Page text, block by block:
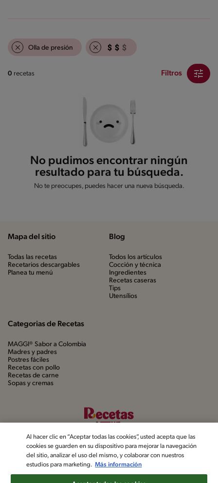
Olla de presión
0 recetas Filtros
No pudimos encontrar ningún
resultado para tu búsqueda.
No te preocupes, puedes hacer una nueva búsqueda.
Mapa del sitio
Todas las recetas
Recetarios descargables
Planea tu menú
Blog
Todos los artículos
Cocción y técnica
Ingredientes
Recetas caseras
Tips
Utensílios
Categorias de Recetas
MAGGI® Sabor a Colombia
Madres y padres
Postres fáciles
Recetas con pollo
Recetas de carne
Sopas y cremas
Al hacer clic en “Aceptar todas las cookies”, usted acepta que las
cookies se guarden en su dispositivo para mejorar la navegación
del sitio, analizar el uso del mismo, y colaborar con nuestros
estudios para marketing. Más información